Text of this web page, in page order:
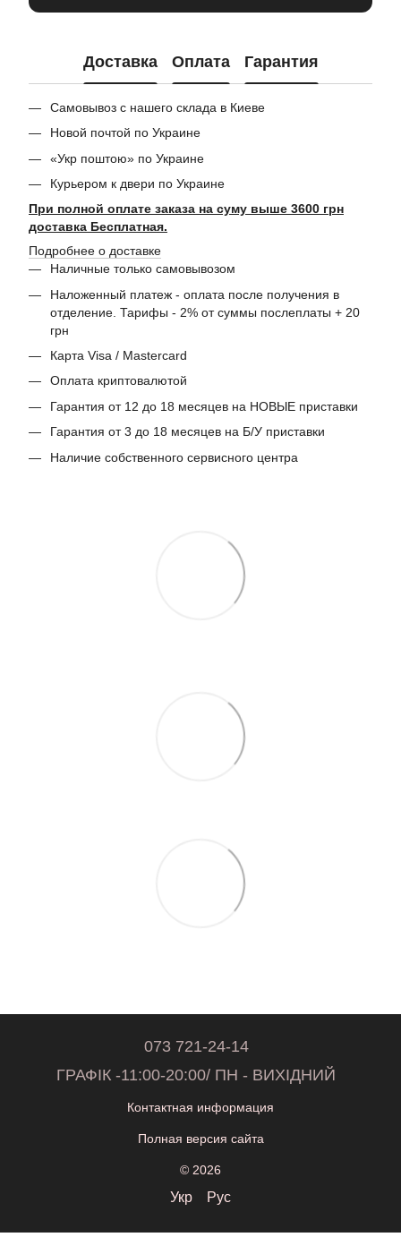
Доставка Оплата Гарантия
Самовывоз с нашего склада в Киеве
Новой почтой по Украине
«Укр поштою» по Украине
Курьером к двери по Украине
При полной оплате заказа на суму выше 3600 грн
доставка Бесплатная.
Подробнее о доставке
Наличные только самовывозом
Наложенный платеж - оплата после получения в
отделение. Тарифы - 2% от суммы послеплаты + 20
грн
Карта Visa / Mastercard
Оплата криптовалютой
Гарантия от 12 до 18 месяцев на НОВЫЕ приставки
Гарантия от 3 до 18 месяцев на Б/У приставки
Наличие собственного сервисного центра
073 721-24-14
ГРАФІК -11:00-20:00/ ПН - ВИХІДНИЙ
Контактная информация
Полная версия сайта
© 2026
Укр Рус